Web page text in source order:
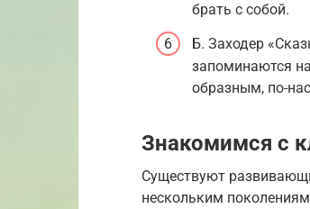
брать с собой.
Б. Заходер
запоминаются
образным, по-
Знакомимся с
Существуют
нескольким